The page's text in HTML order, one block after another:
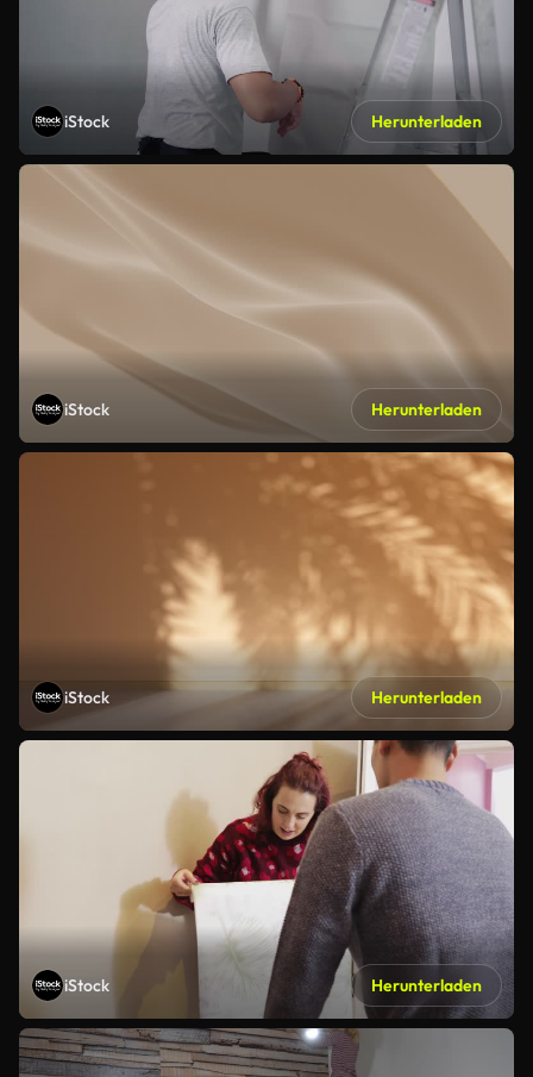
iStock Herunterladen
iStock Herunterladen
iStock Herunterladen
iStock Herunterladen